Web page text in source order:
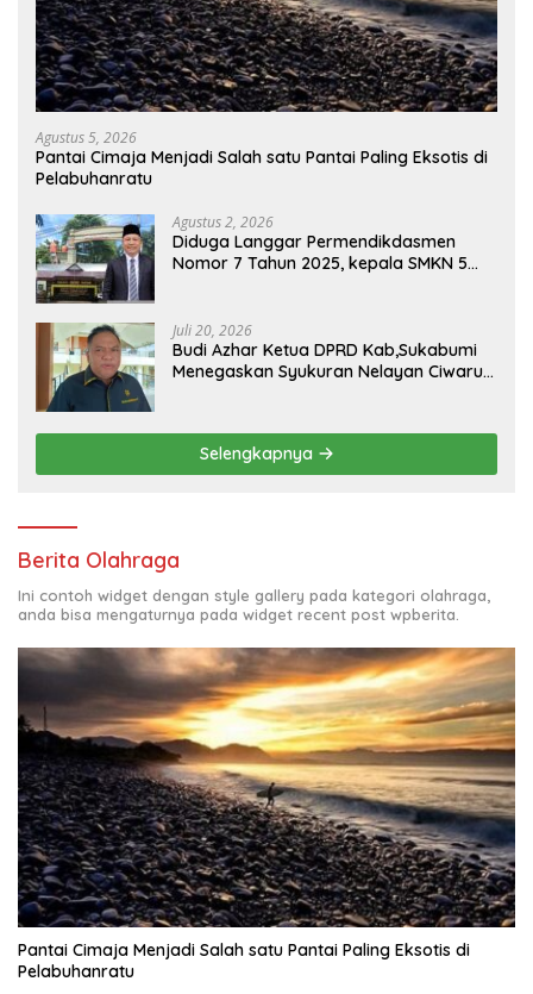
Agustus 5, 2026
Pantai Cimaja Menjadi Salah satu Pantai Paling Eksotis di
Pelabuhanratu
Agustus 2, 2026
Diduga Langgar Permendikdasmen
Nomor 7 Tahun 2025, kepala SMKN 5
Juli 20, 2026
Budi Azhar Ketua DPRD Kab,Sukabumi
Menegaskan Syukuran Nelayan Ciwaru
Rumput
Selengkapnya
Berita Olahraga
Ini contoh widget dengan style gallery pada kategori olahraga,
anda bisa mengaturnya pada widget recent post wpberita.
Pantai Cimaja Menjadi Salah satu Pantai Paling Eksotis di
Pelabuhanratu